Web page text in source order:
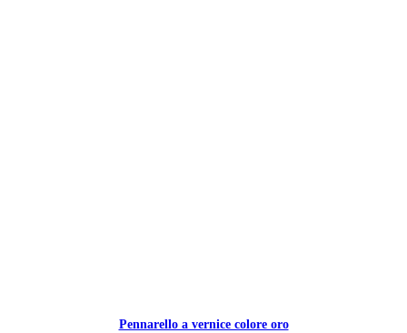
Pennarello a vernice colore oro